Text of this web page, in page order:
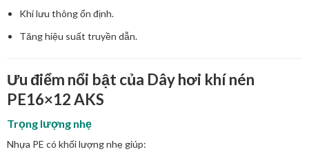
Khí lưu thông ổn định.
Tăng hiệu suất truyền dẫn.
Ưu điểm nổi bật của Dây hơi khí nén
PE16×12 AKS
Trọng lượng nhẹ
Nhựa PE có khối lượng nhẹ giúp: